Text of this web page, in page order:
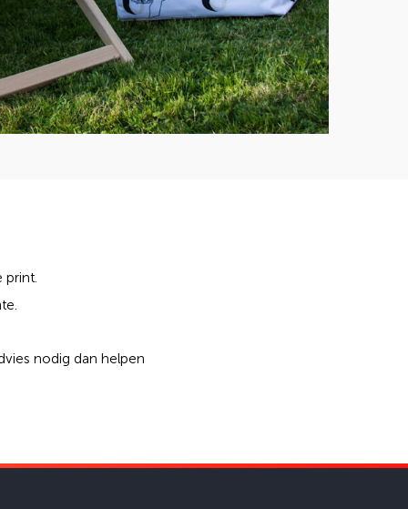
print.
nodig dan helpen